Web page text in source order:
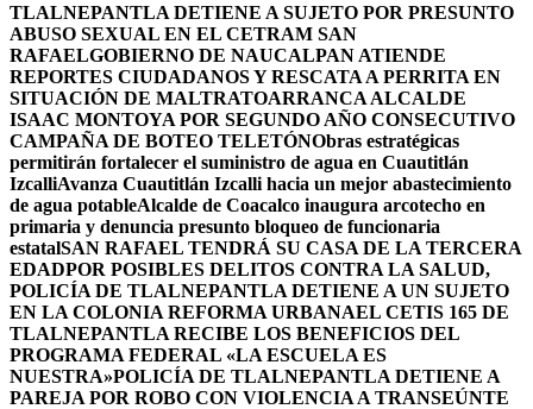
TLALNEPANTLA DETIENE A SUJETO POR PRESUNTO
ABUSO SEXUAL EN EL CETRAM SAN
RAFAELGOBIERNO DE NAUCALPAN ATIENDE
REPORTES CIUDADANOS Y RESCATA A PERRITA EN
SITUACIÓN DE MALTRATOARRANCA ALCALDE
ISAAC MONTOYA POR SEGUNDO AÑO CONSECUTIVO
CAMPAÑA DE BOTEO TELETÓNObras estratégicas
permitirán fortalecer el suministro de agua en Cuautitlán
IzcalliAvanza Cuautitlán Izcalli hacia un mejor abastecimiento
de agua potableAlcalde de Coacalco inaugura arcotecho en
primaria y denuncia presunto bloqueo de funcionaria
estatalSAN RAFAEL TENDRÁ SU CASA DE LA TERCERA
EDADPOR POSIBLES DELITOS CONTRA LA SALUD,
POLICÍA DE TLALNEPANTLA DETIENE A UN SUJETO
EN LA COLONIA REFORMA URBANAEL CETIS 165 DE
TLALNEPANTLA RECIBE LOS BENEFICIOS DEL
PROGRAMA FEDERAL «LA ESCUELA ES
NUESTRA»POLICÍA DE TLALNEPANTLA DETIENE A
PAREJA POR ROBO CON VIOLENCIA A TRANSEÚNTE